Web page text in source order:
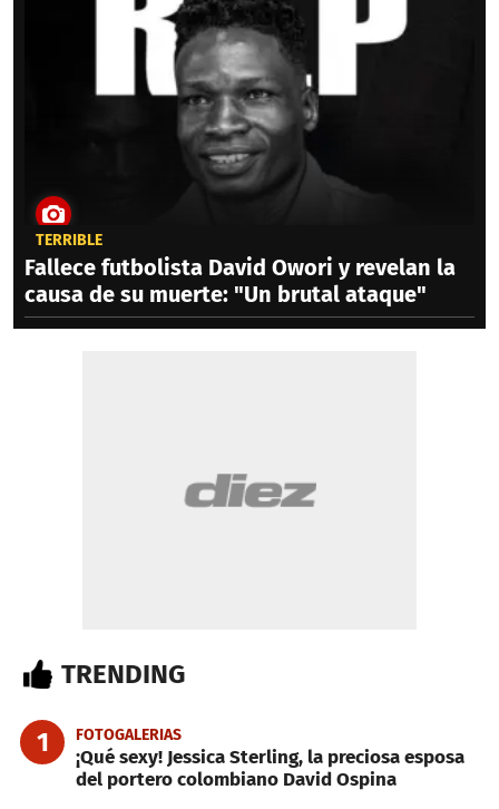
TERRIBLE
Fallece futbolista David Owori y revelan la
causa de su muerte: "Un brutal ataque"
TRENDING
1 FOTOGALERIAS
¡Qué sexy! Jessica Sterling, la preciosa esposa
del portero colombiano David Ospina